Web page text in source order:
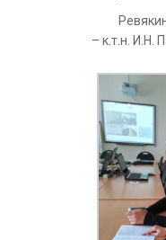
– к.т.н. И.Н.